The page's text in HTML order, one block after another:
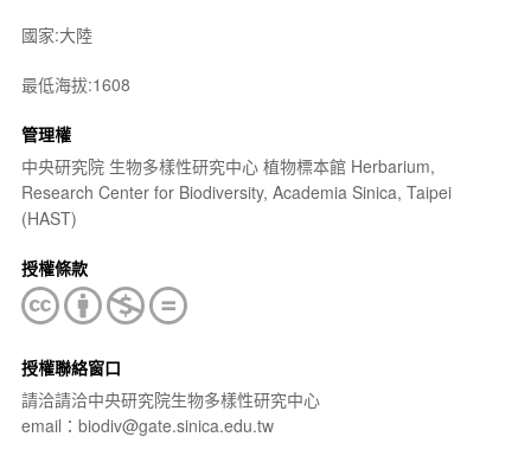
國家:大陸
最低海拔:1608
管理權
中央研究院 生物多樣性研究中心 植物標本館 Herbarium,
Research Center for Biodiversity, Academia Sinica, Taipei
(HAST)
授權條款
授權聯絡窗口
請洽請洽中央研究院生物多樣性研究中心
email：biodiv@gate.sinica.edu.tw